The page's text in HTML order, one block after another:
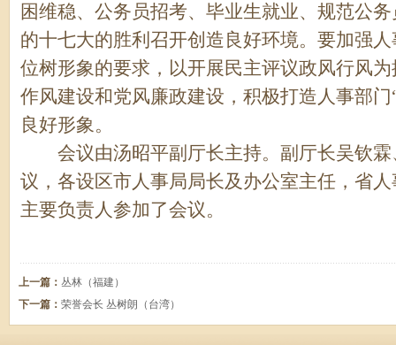
困维稳、公务员招考、毕业生就业、规范公
的十七大的胜利召开创造良好环境。要加强
位树形象的要求，以开展民主评议政风行风
作风建设和党风廉政建设，积极打造人事部
良好形象。
会议由汤昭平副厅长主持。副厅长吴钦霖
议，各设区市人事局局长及办公室主任，省
主要负责人参加了会议。
上一篇： 丛林（福建）
下一篇： 荣誉会长 丛树朗（台湾）